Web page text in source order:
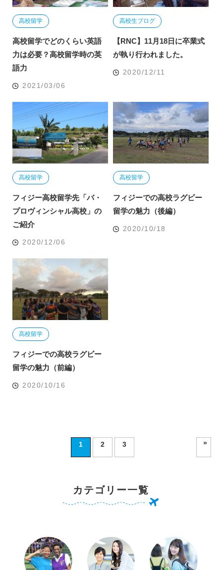
高校留学
高校留学でどのくらい英語
力は必要？高校留学時の英
語力
2021/03/06
高校生ブログ
【RNC】11月18日に卒業式
が執り行われました。
2020/12/11
高校留学
フィジー高校留学先「バ・
プロヴィンシャル高校」の
ご紹介
2020/12/06
高校留学
フィジーでの高校ラグビー
留学の魅力（後編）
2020/10/18
高校留学
フィジーでの高校ラグビー
留学の魅力（前編）
2020/10/16
1 2 3 »
カテゴリー一覧